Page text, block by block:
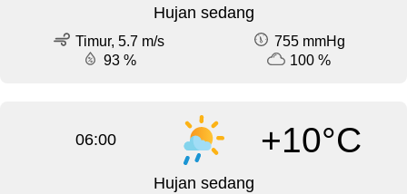
Hujan sedang
Timur, 5.7 m/s
755 mmHg
93 %
100 %
06:00 +10°C
Hujan sedang